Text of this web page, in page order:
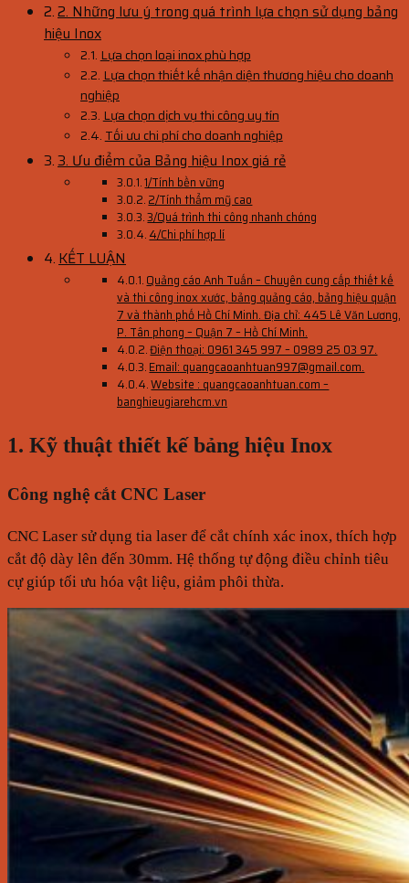
2. Những lưu ý trong quá trình lựa chọn sử dụng bảng
hiệu Inox
Lựa chọn loại inox phù hợp
Lựa chọn thiết kế nhận diện thương hiệu cho doanh
nghiệp
Lựa chọn dịch vụ thi công uy tín
Tối ưu chi phí cho doanh nghiệp
3. Ưu điểm của Bảng hiệu Inox giá rẻ
1/Tính bền vững
2/Tính thẩm mỹ cao
3/Quá trình thi công nhanh chóng
4/Chi phí hợp lí
KẾT LUẬN
Quảng cáo Anh Tuấn – Chuyên cung cấp thiết kế
và thi công inox xước, bảng quảng cáo, bảng hiệu quận
7 và thành phố Hồ Chí Minh. Địa chỉ: 445 Lê Văn Lương,
P. Tân phong – Quận 7 – Hồ Chí Minh.
Điện thoại: 0961 345 997 – 0989 25 03 97.
Email: quangcaoanhtuan997@gmail.com.
Website : quangcaoanhtuan.com –
banghieugiarehcm.vn
1. Kỹ thuật thiết kế bảng hiệu Inox
Công nghệ cắt CNC Laser
CNC Laser sử dụng tia laser để cắt chính xác inox, thích hợp
cắt độ dày lên đến 30mm. Hệ thống tự động điều chỉnh tiêu
cự giúp tối ưu hóa vật liệu, giảm phôi thừa.